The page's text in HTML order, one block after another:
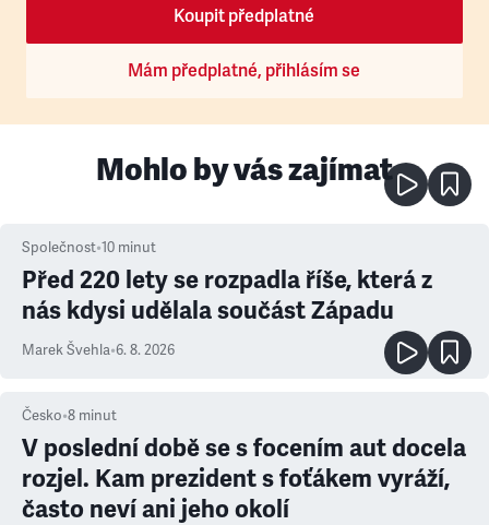
Koupit předplatné
Mám předplatné, přihlásím se
Mohlo by vás zajímat
Společnost•10 minut
Před 220 lety se rozpadla říše, která z
nás kdysi udělala součást Západu
Marek Švehla•6. 8. 2026
Česko•8 minut
V poslední době se s focením aut docela
rozjel. Kam prezident s foťákem vyráží,
často neví ani jeho okolí